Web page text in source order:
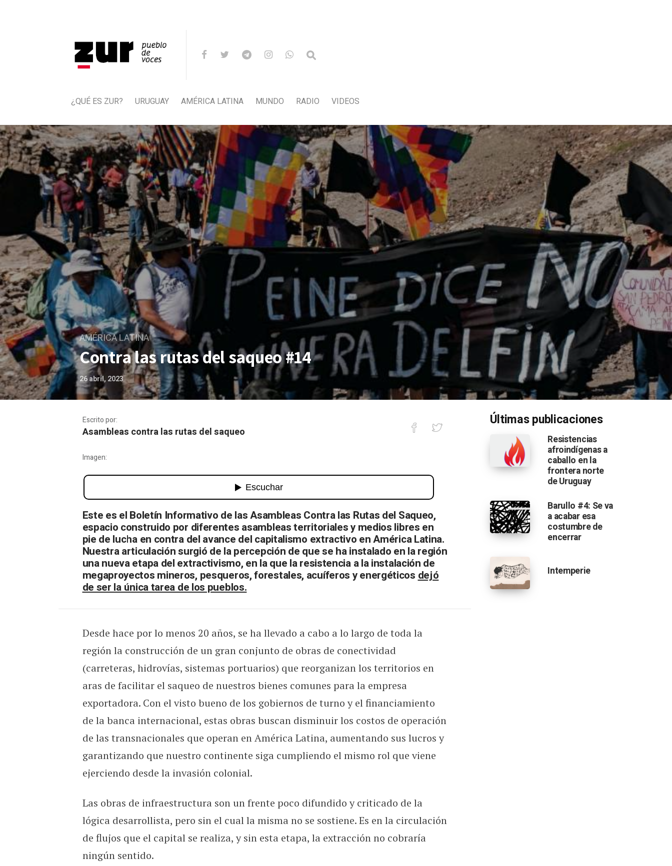
¿QUÉ ES ZUR? URUGUAY AMÉRICA LATINA MUNDO RADIO VIDEOS
AMÉRICA LATINA
Contra las rutas del saqueo #14
26 abril, 2023
Escrito por:
Asambleas contra las rutas del saqueo
Imagen:
Contra las rutas del saqueo #14
Este es el Boletín Informativo de las Asambleas Contra las Rutas del Saqueo,
espacio construido por diferentes asambleas territoriales y medios libres en
pie de lucha en contra del avance del capitalismo extractivo en América Latina.
Nuestra articulación surgió de la percepción de que se ha instalado en la región
una nueva etapa del extractivismo, en la que la resistencia a la instalación de
megaproyectos mineros, pesqueros, forestales, acuíferos y energéticos dejó
de ser la única tarea de los pueblos.
Desde hace por lo menos 20 años, se ha llevado a cabo a lo largo de toda la
región la construcción de un gran conjunto de obras de conectividad
(carreteras, hidrovías, sistemas portuarios) que reorganizan los territorios en
aras de facilitar el saqueo de nuestros bienes comunes para la empresa
exportadora. Con el visto bueno de los gobiernos de turno y el financiamiento
de la banca internacional, estas obras buscan disminuir los costos de operación
de las transnacionales que operan en América Latina, aumentando sus lucros y
garantizando que nuestro continente siga cumpliendo el mismo rol que viene
ejerciendo desde la invasión colonial.
Las obras de infraestructura son un frente poco difundido y criticado de la
lógica desarrollista, pero sin el cual la misma no se sostiene. Es en la circulación
de flujos que el capital se realiza, y sin esta etapa, la extracción no cobraría
ningún sentido.
Últimas publicaciones
Resistencias
afroindígenas a
caballo en la
frontera norte
de Uruguay
Barullo #4: Se va
a acabar esa
costumbre de
encerrar
Intemperie